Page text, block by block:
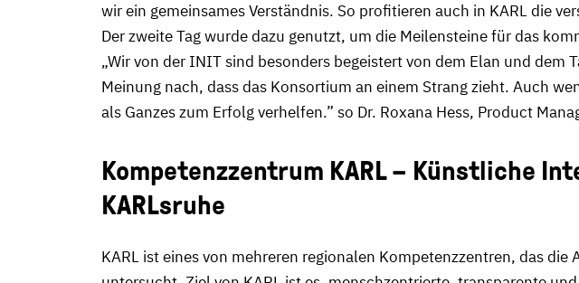
wir ein gemeinsames Verständnis. So profitieren auch in KARL die
Der zweite Tag wurde dazu genutzt, um die Meilensteine für das
„Wir von der INIT sind besonders begeistert von dem Elan und
Meinung nach, dass das Konsortium an einem Strang zieht. Auch
als Ganzes zum Erfolg verhelfen.” so Dr. Roxana Hess, Product
Kompetenzzentrum KARL – Künstliche
KARLsruhe
KARL ist eines von mehreren regionalen Kompetenzzentren, das